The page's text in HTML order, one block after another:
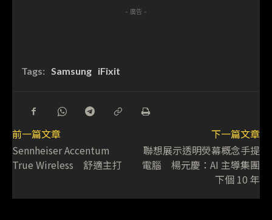
- 廣告 -
Tags: Samsung iFixit
前一篇文章
Sennheiser Accentum
True Wireless 舒適主打
下一篇文章
聯想展示透明熒幕概念手提
電腦 楊元慶：AI 主導集團
下個 10 年